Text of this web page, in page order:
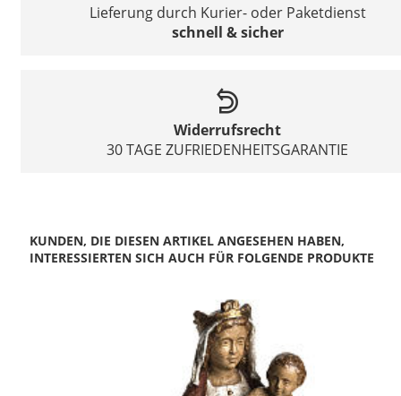
Lieferung durch Kurier- oder Paketdienst
schnell & sicher
Widerrufsrecht
30 TAGE ZUFRIEDENHEITSGARANTIE
KUNDEN, DIE DIESEN ARTIKEL ANGESEHEN HABEN,
INTERESSIERTEN SICH AUCH FÜR FOLGENDE PRODUKTE